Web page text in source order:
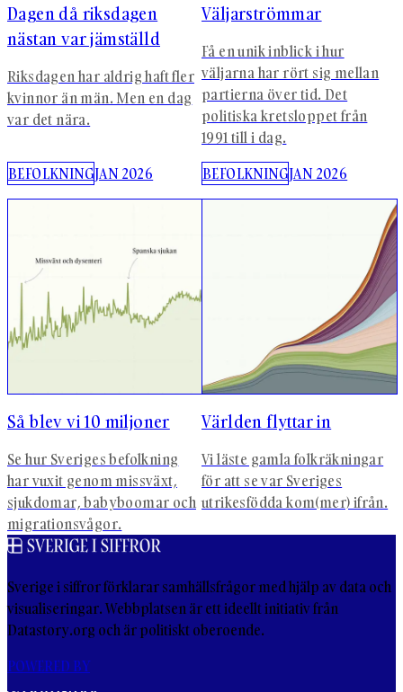
Dagen då riksdagen
nästan var jämställd
Riksdagen har aldrig haft fler
kvinnor än män. Men en dag
var det nära.
Väljarströmmar
Få en unik inblick i hur
väljarna har rört sig mellan
partierna över tid. Det
politiska kretsloppet från
1991 till i dag.
BEFOLKNINGJAN 2026
Så blev vi 10 miljoner
Se hur Sveriges befolkning
har vuxit genom missväxt,
sjukdomar, babyboomar och
migrationsvågor.
BEFOLKNINGJAN 2026
Världen flyttar in
Vi läste gamla folkräkningar
för att se var Sveriges
utrikesfödda kom(mer) ifrån.
Sverige i siffror förklarar samhällsfrågor med hjälp av data och
visualiseringar. Webbplatsen är ett ideellt initiativ från
Datastory.org och är politiskt oberoende.
POWERED BY